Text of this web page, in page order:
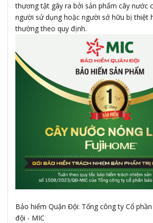
thương tật gây ra bởi sản phẩm cây nước
người sử dụng hoặc người sở hữu bị thiệt
thường theo quy định.
Bảo hiểm Quận Đội: Tổng công ty Cổ
đội - MIC